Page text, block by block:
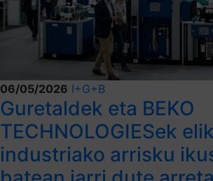
06/05/2026 I+G+B
Guretaldek eta BEKO
TECHNOLOGIESek
industriako arrisku